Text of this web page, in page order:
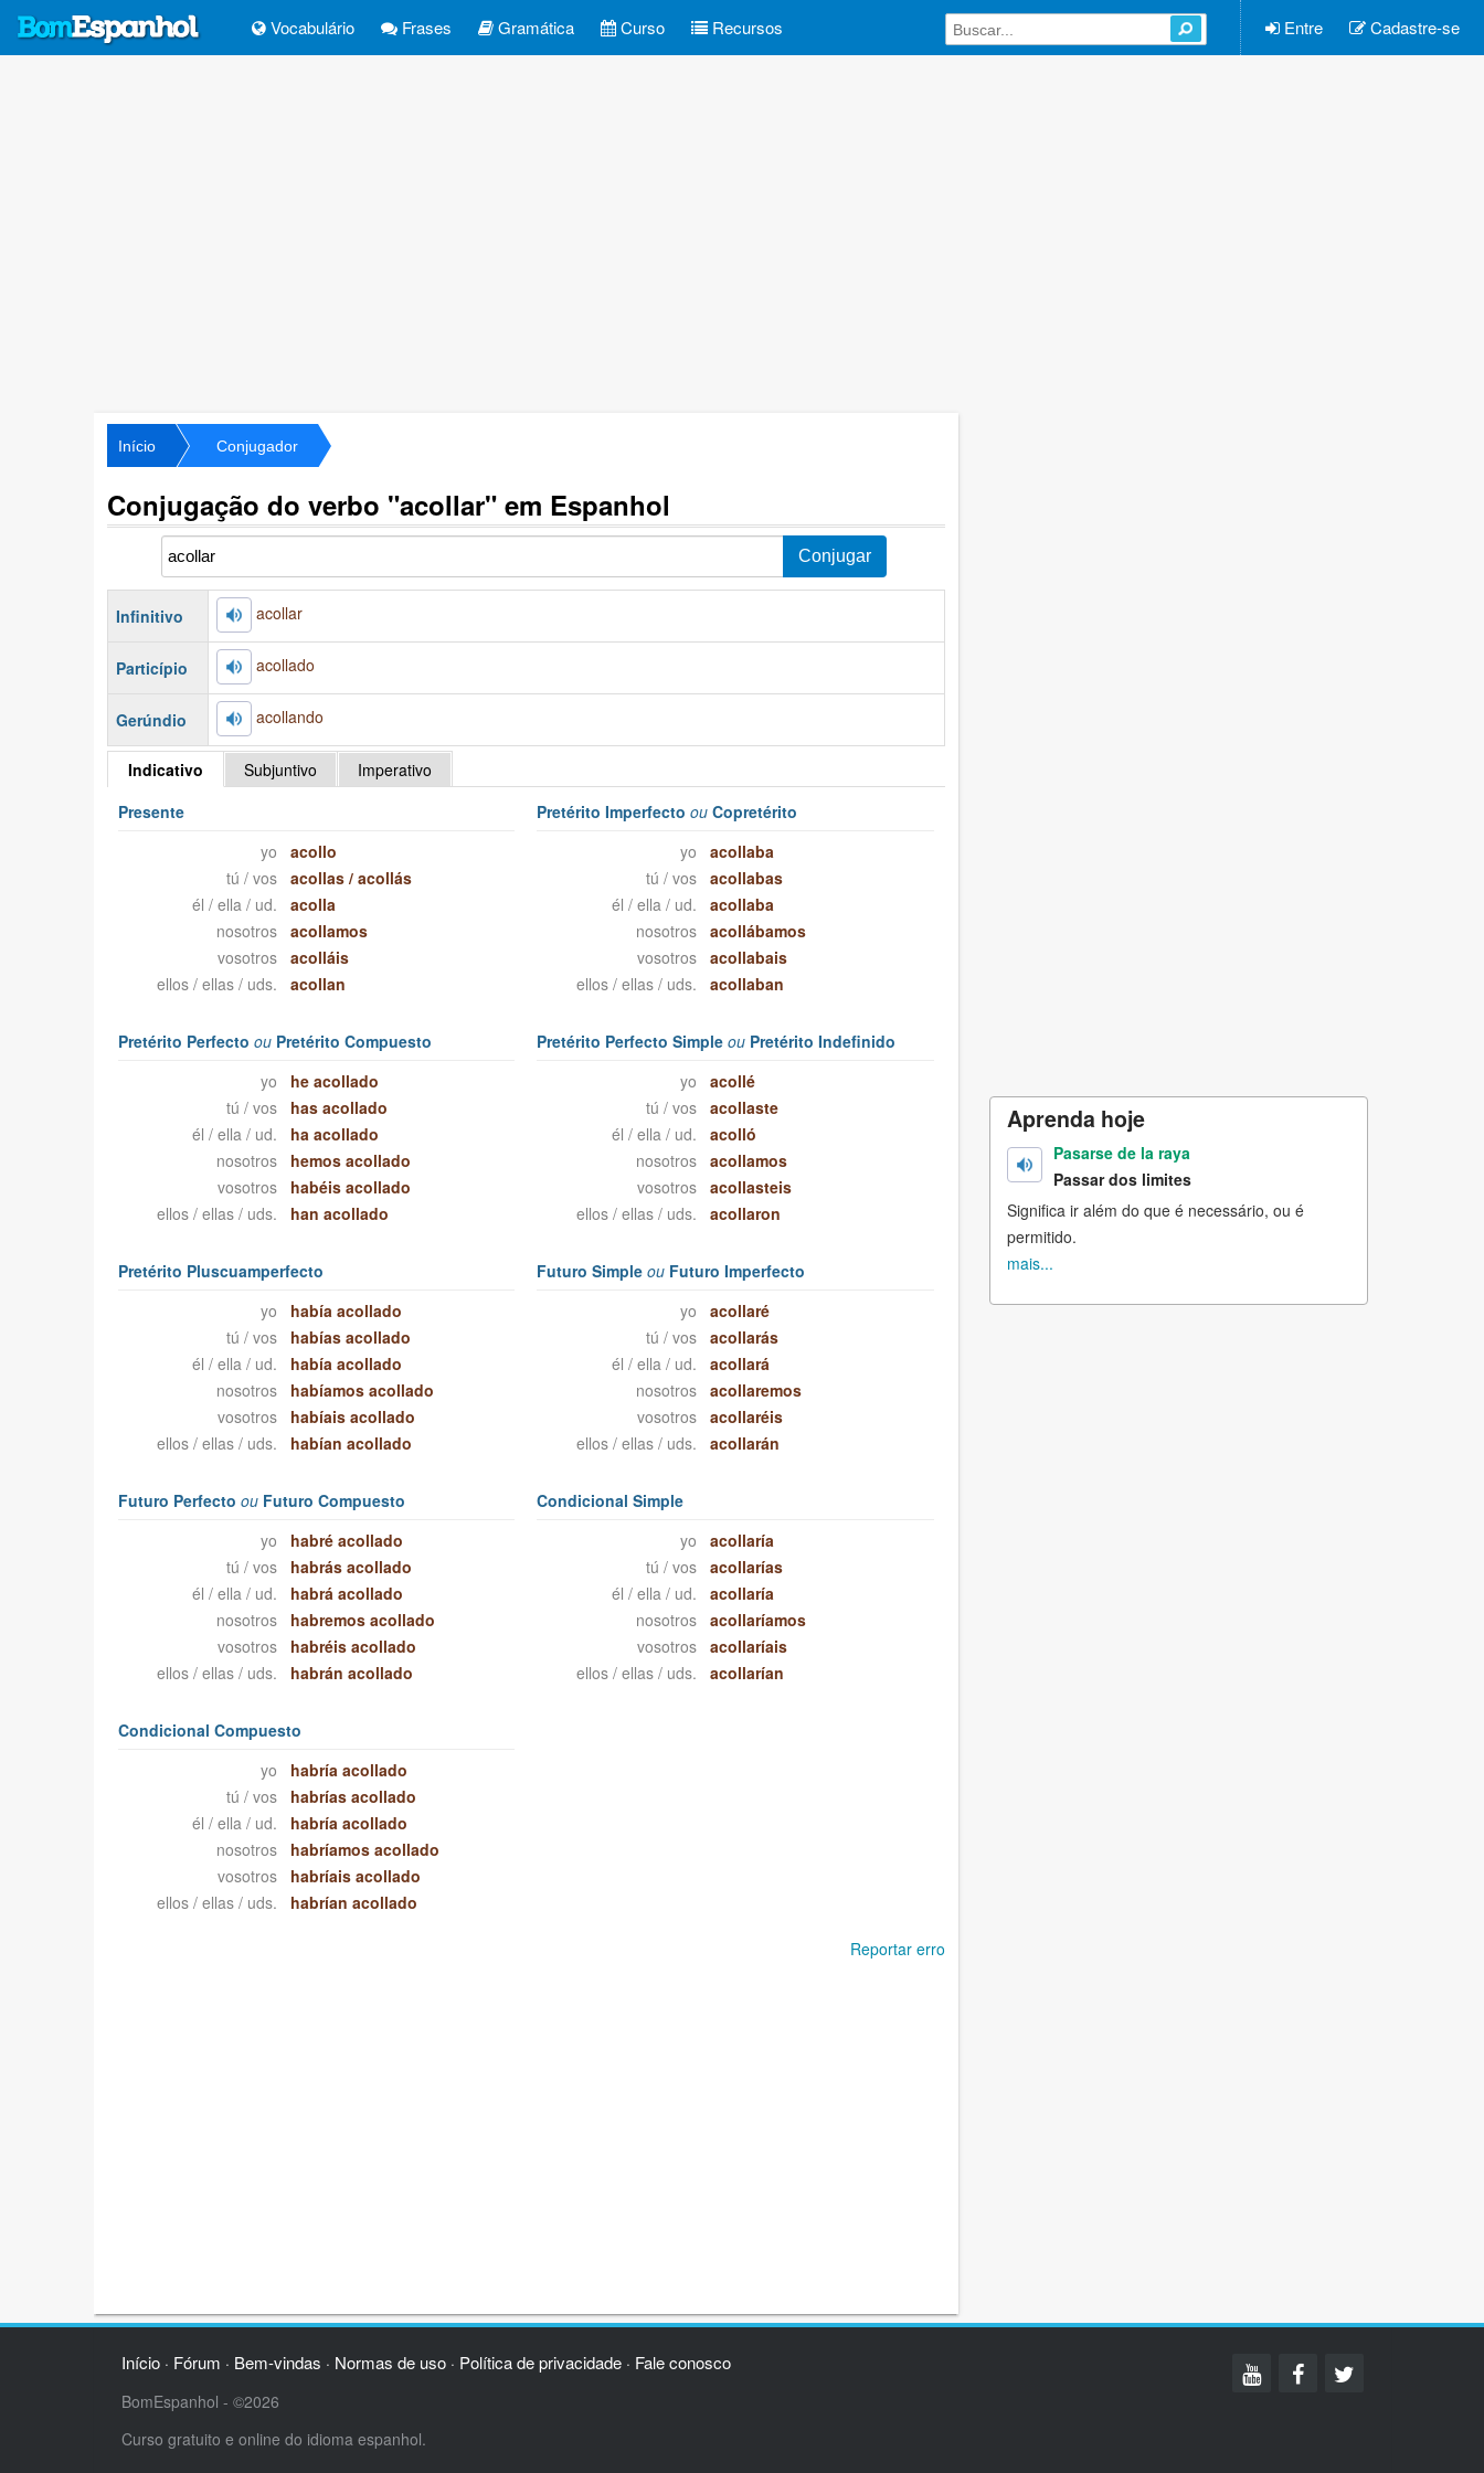
Vocabulário Frases Gramática Curso Recursos Entre Cadastre-se
Início Conjugador
Conjugação do verbo "acollar" em Espanhol
Infinitivo acollar
Particípio acollado
Gerúndio acollando
Indicativo Subjuntivo
Imperativo
Presente
yo
acollo
tú / vos
acollas /acollás
él / ella / ud.
acolla
nosotros
acollamos
vosotros
acolláis
ellos / ellas / uds.
acollan
Pretérito Imperfectoou Copretérito
yo
acollaba
tú / vos
acollabas
él / ella / ud.
acollaba
nosotros
acollábamos
vosotros
acollabais
ellos / ellas / uds.
acollaban
Pretérito Perfecto ouPretérito Compuesto
yo
he acollado
tú / vos
has acollado
él / ella / ud.
ha acollado
nosotros
hemos acollado
vosotros
habéis acollado
ellos / ellas / uds.
han acollado
Pretérito Perfecto Simpleou Pretérito Indefinido
yo
acollé
tú / vos
acollaste
él / ella / ud.
acolló
nosotros
acollamos
vosotros
acollasteis
ellos / ellas / uds.
acollaron
Pretérito Pluscuamperfecto
yo
había acollado
tú / vos
habías acollado
él / ella / ud.
había acollado
nosotros
habíamos acollado
vosotros
habíais acollado
ellos / ellas / uds.
habían acollado
Futuro Simpleou Futuro Imperfecto
yo
acollaré
tú / vos
acollarás
él / ella / ud.
acollará
nosotros
acollaremos
vosotros
acollaréis
ellos / ellas / uds.
acollarán
Futuro Perfecto ouFuturo Compuesto
yo
habré acollado
tú / vos
habrás acollado
él / ella / ud.
habrá acollado
nosotros
habremos acollado
vosotros
habréis acollado
ellos / ellas / uds.
habrán acollado
Condicional Simple
yo
acollaría
tú / vos
acollarías
él / ella / ud.
acollaría
nosotros
acollaríamos
vosotros
acollaríais
ellos / ellas / uds.
acollarían
Condicional Compuesto
yo
habría acollado
tú / vos
habrías acollado
él / ella / ud.
habría acollado
nosotros
habríamos acollado
vosotros
habríais acollado
ellos / ellas / uds.
habrían acollado
Reportar erro
Aprenda hoje
Pasarse de la raya
Passar dos limites
Significa ir além do que é necessário, ou é
permitido.
mais...
Início· Fórum · Bem-vindas · Normas de uso· Política de privacidade· Fale conosco
BomEspanhol - ©2026
Curso gratuito e online do idioma espanhol.